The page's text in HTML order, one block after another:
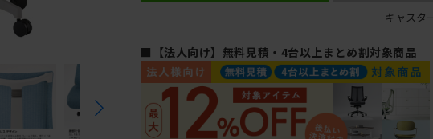
キャスタ
■【法人向け】無料見積・4台以上まとめ割対象商品